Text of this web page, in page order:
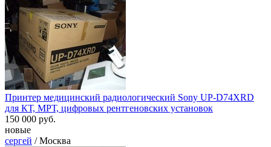
Принтер медицинский радиологический Sony UP-D74XRD
для КТ, МРТ, цифровых рентгеновских установок
150 000 руб.
новые
сергей / Москва